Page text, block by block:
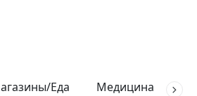
Еда Медицина